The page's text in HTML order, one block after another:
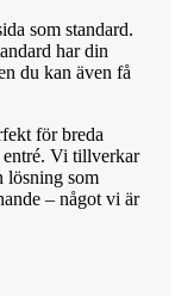
som standard.
har din
du kan även få
för breda
Vi tillverkar
lösning som
– något vi är